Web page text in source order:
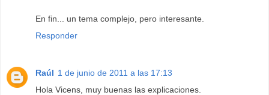
En fin... un tema complejo, pero interesante.
Responder
Raúl 1 de junio de 2011 a las 17:13
Hola Vicens, muy buenas las explicaciones.